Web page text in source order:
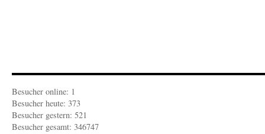
Besucher online: 1
Besucher heute: 373
Besucher gestern: 521
Besucher gesamt: 346747